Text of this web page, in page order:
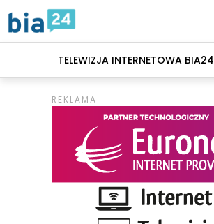
TELEWIZJA INTERNETOWA BIA24